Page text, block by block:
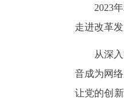
2023
走进改革
从深
音成为网
让党的创